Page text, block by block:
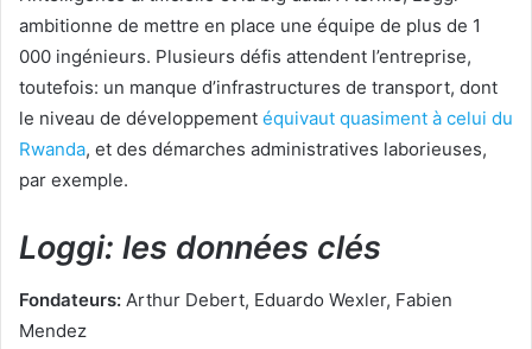
ambitionne de mettre en place une équipe de plus de 1
000 ingénieurs. Plusieurs défis attendent l’entreprise,
toutefois: un manque d’infrastructures de transport, dont
le niveau de développement équivaut quasiment à celui du
Rwanda, et des démarches administratives laborieuses,
par exemple.
Loggi: les données clés
Fondateurs: Arthur Debert, Eduardo Wexler, Fabien
Mendez